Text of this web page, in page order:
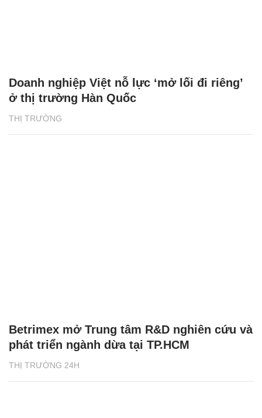
THỊ TRƯỜNG
Doanh nghiệp Việt nỗ lực ‘mở lối đi riêng’
ở thị trường Hàn Quốc
THỊ TRƯỜNG 24H
Betrimex mở Trung tâm R&D nghiên cứu và
phát triển ngành dừa tại TP.HCM